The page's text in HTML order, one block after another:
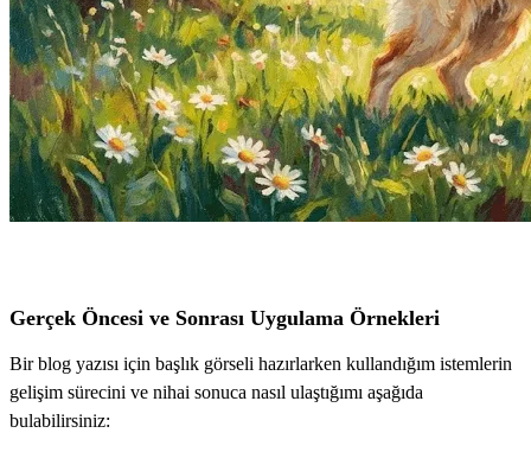
Gerçek Öncesi ve Sonrası Uygulama Örnekleri
Bir blog yazısı için başlık görseli hazırlarken kullandığım istemlerin
gelişim sürecini ve nihai sonuca nasıl ulaştığımı aşağıda
bulabilirsiniz: